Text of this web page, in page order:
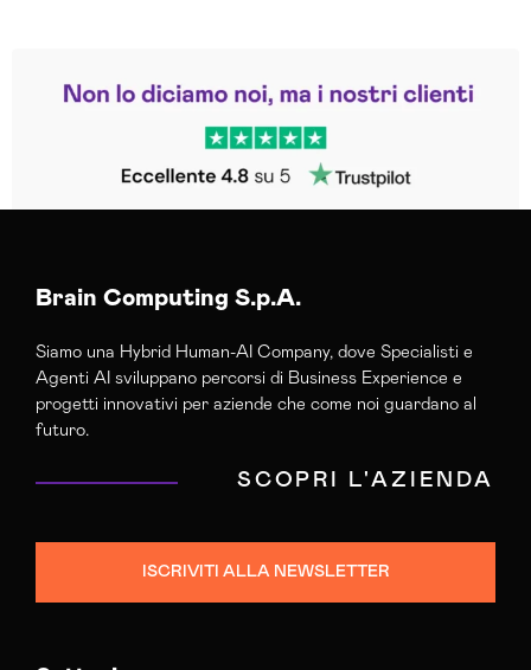
Trustpilot
Brain Computing S.p.A.
Siamo una Hybrid Human-AI Company, dove Specialisti e
Agenti AI sviluppano percorsi di Business Experience e
progetti innovativi per aziende che come noi guardano al
futuro.
SCOPRI L'AZIENDA
ISCRIVITI ALLA NEWSLETTER